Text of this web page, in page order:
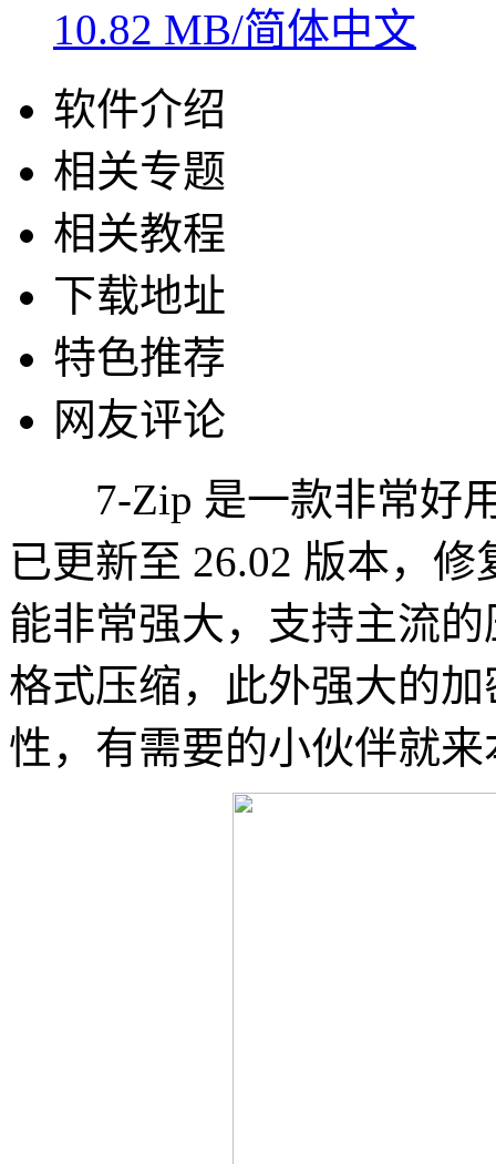
10.82 MB/简体中文
软件介绍
相关专题
相关教程
下载地址
特色推荐
网友评论
7-Zip 是一款非常好
已更新至 26.02 版本，
能非常强大，支持主流
格式压缩，此外强大的
性，有需要的小伙伴就